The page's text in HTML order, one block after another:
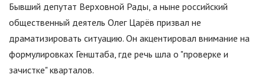
Бывший депутат Верховной Рады, а ныне российский
общественный деятель Олег Царёв призвал не
драматизировать ситуацию. Он акцентировал внимание на
формулировках Генштаба, где речь шла о "проверке и
зачистке"кварталов.